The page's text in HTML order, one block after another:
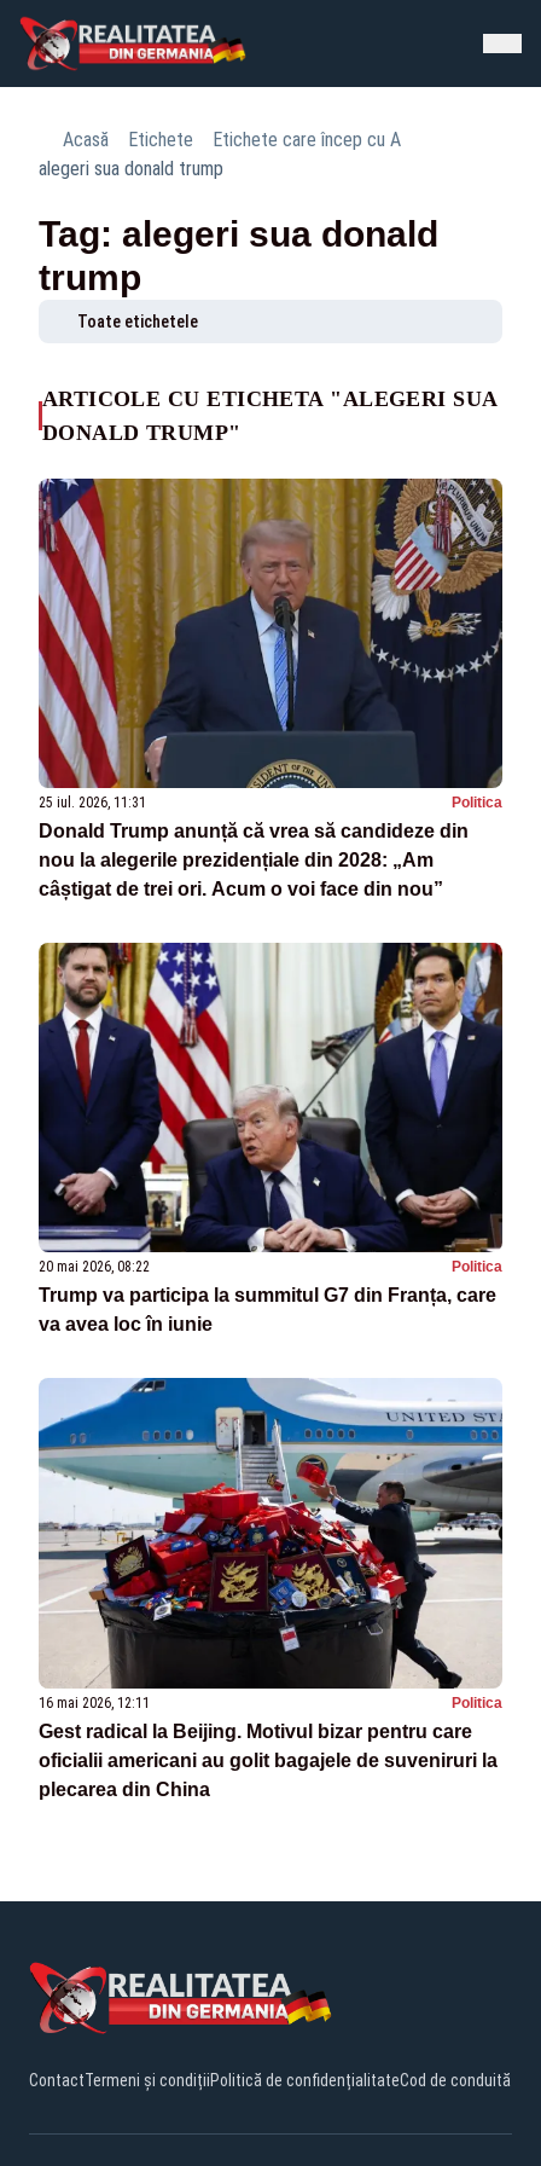
Acasă Etichete
Etichete care încep cu A
alegeri sua donald trump
Tag: alegeri sua donald
trump
Toate etichetele
ARTICOLE CU ETICHETA "ALEGERI SUA
DONALD TRUMP"
25 iul. 2026, 11:31 Politica
Donald Trump anunță că vrea să candideze din
nou la alegerile prezidențiale din 2028: „Am
câștigat de trei ori. Acum o voi face din nou”
20 mai 2026, 08:22 Politica
Trump va participa la summitul G7 din Franța, care
va avea loc în iunie
16 mai 2026, 12:11 Politica
Gest radical la Beijing. Motivul bizar pentru care
oficialii americani au golit bagajele de suveniruri la
plecarea din China
ContactTermeni și condițiiPolitică de confidențialitateCod de conduită